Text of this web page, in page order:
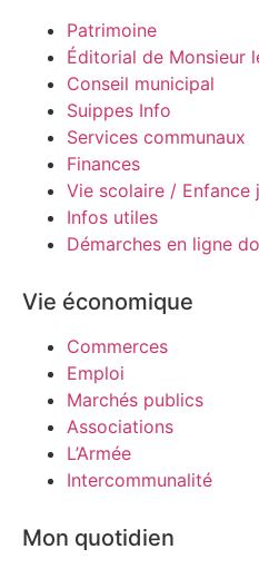
Patrimoine
Éditorial de Monsieur
Conseil municipal
Suippes Info
Services communaux
Finances
Vie scolaire / Enfance
Infos utiles
Démarches en ligne
Vie économique
Commerces
Emploi
Marchés publics
Associations
L’Armée
Intercommunalité
Mon quotidien